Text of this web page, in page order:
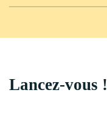
Lancez-vous !